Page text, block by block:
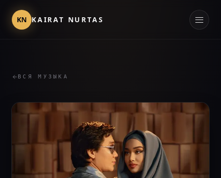
KN KAIRAT NURTAS
ВСЯ МУЗЫКА